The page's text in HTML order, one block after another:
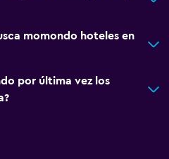
momondo hoteles en
por última vez los